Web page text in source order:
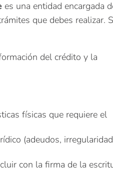
es una entidad encargada
que debes realizar.
del crédito y la
físicas que requiere el
(adeudos,
con la firma de la